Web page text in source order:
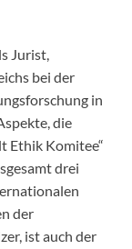
Jurist,
bei der
in
die
Ethik Komitee“
drei
der
ist auch der